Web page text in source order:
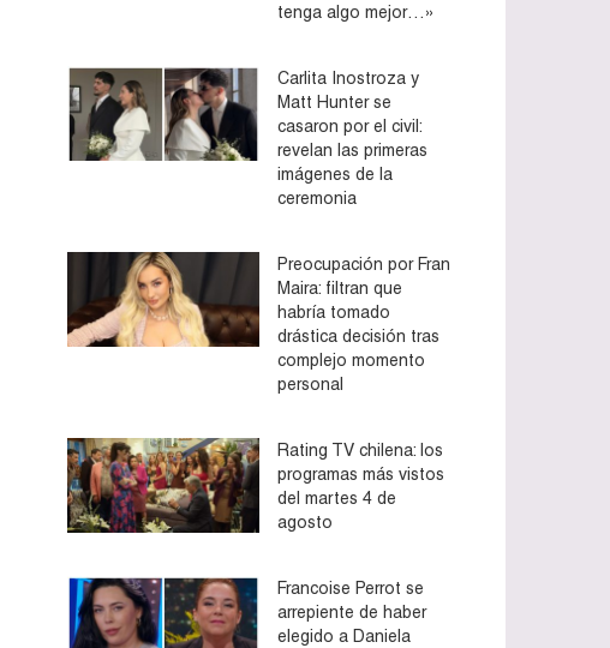
tenga algo mejor…»
Carlita Inostroza y
Matt Hunter se
casaron por el civil:
revelan las primeras
imágenes de la
ceremonia
Preocupación por Fran
Maira: filtran que
habría tomado
drástica decisión tras
complejo momento
personal
Rating TV chilena: los
programas más vistos
del martes 4 de
agosto
Francoise Perrot se
arrepiente de haber
elegido a Daniela